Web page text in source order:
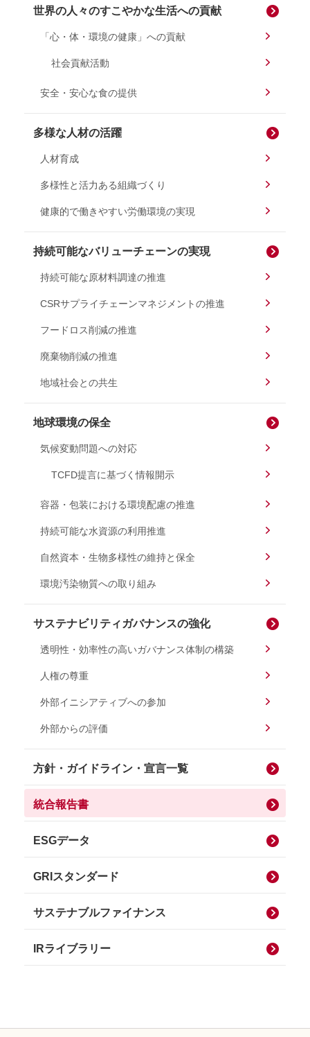
世界の人々のすこやかな生活への貢献
「心・体・環境の健康」への貢献
社会貢献活動
安全・安心な食の提供
多様な人材の活躍
人材育成
多様性と活力ある組織づくり
健康的で働きやすい労働環境の実現
持続可能なバリューチェーンの実現
持続可能な原材料調達の推進
CSRサプライチェーンマネジメントの推進
フードロス削減の推進
廃棄物削減の推進
地域社会との共生
地球環境の保全
気候変動問題への対応
TCFD提言に基づく情報開示
容器・包装における環境配慮の推進
持続可能な水資源の利用推進
自然資本・生物多様性の維持と保全
環境汚染物質への取り組み
サステナビリティガバナンスの強化
透明性・効率性の高いガバナンス体制の構築
人権の尊重
外部イニシアティブへの参加
外部からの評価
方針・ガイドライン・宣言一覧
統合報告書
ESGデータ
GRIスタンダード
サステナブルファイナンス
IRライブラリー